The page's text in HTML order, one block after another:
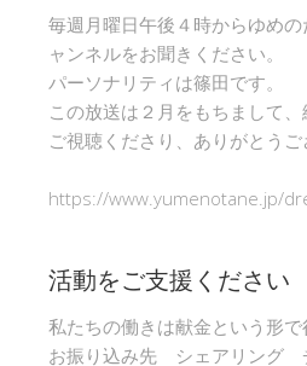
毎週月曜日午後４時からゆめ
ャンネルをお聞きください。
パーソナリティは篠田です。
この放送は２月をもちまして、
ご視聴くださり、ありがとうご
https://www.yumenotane.jp/
活動をご支援ください
私たちの働きは献金という形で
お振り込み先 シェアリング